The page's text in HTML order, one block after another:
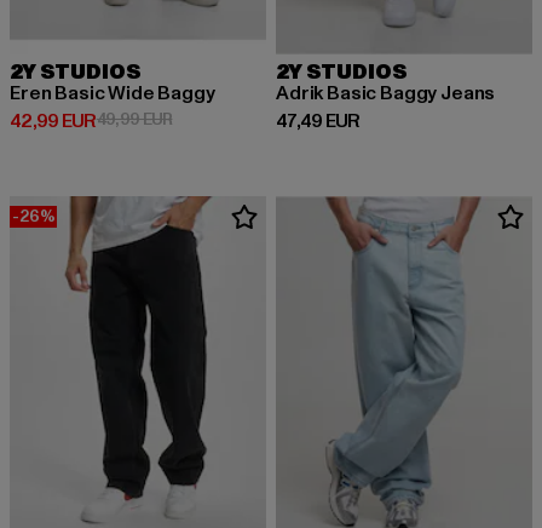
2Y STUDIOS
Eren Basic Wide Baggy
42,99 EUR
Derzeitiger Preis: 42,99 EUR
49,99 EURAktionspreis: 49,99 EUR
2Y STUDIOS
Adrik Basic Baggy Jeans
47,49 EUR
Derzeitiger Preis: 47,49 EUR
-26%